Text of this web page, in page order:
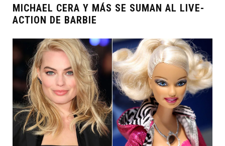
MICHAEL CERA Y MÁS SE SUMAN AL LIVE-
ACTION DE BARBIE